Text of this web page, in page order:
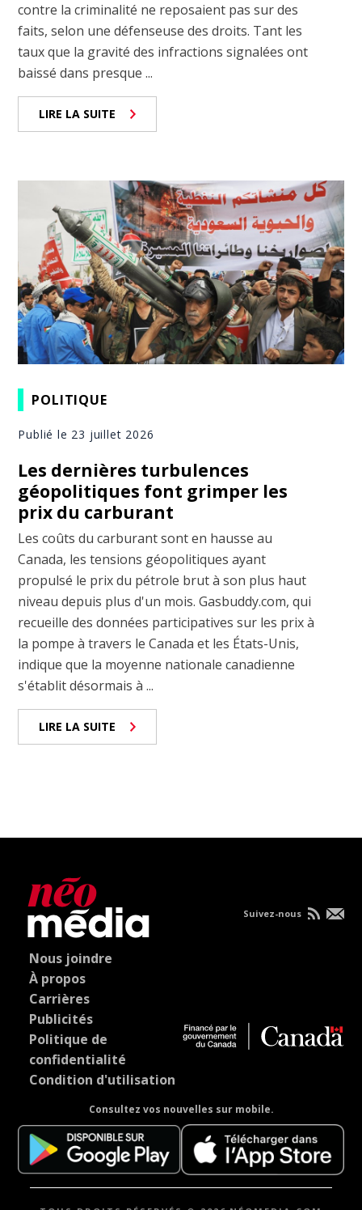
contre la criminalité ne reposaient pas sur des
faits, selon une défenseuse des droits. Tant les
taux que la gravité des infractions signalées ont
baissé dans presque ...
LIRE LA SUITE
POLITIQUE
Publié le 23 juillet 2026
Les dernières turbulences
géopolitiques font grimper les
prix du carburant
Les coûts du carburant sont en hausse au
Canada, les tensions géopolitiques ayant
propulsé le prix du pétrole brut à son plus haut
niveau depuis plus d'un mois. Gasbuddy.com, qui
recueille des données participatives sur les prix à
la pompe à travers le Canada et les États-Unis,
indique que la moyenne nationale canadienne
s'établit désormais à ...
LIRE LA SUITE
Nous joindre
À propos
Carrières
Publicités
Politique de
confidentialité
Condition d'utilisation
Consultez vos nouvelles sur mobile.
Suivez-nous